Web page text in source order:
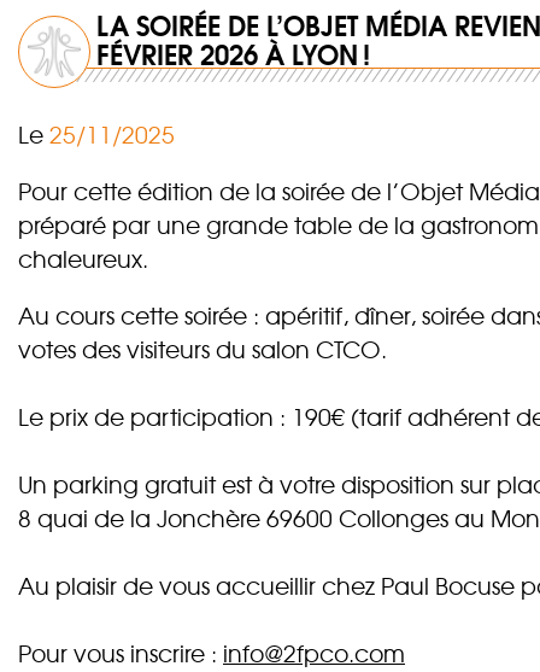
LA SOIRÉE DE L’OBJET MÉDIA
FÉVRIER 2026 À LYON !
Le25/11/2025
Pour cette édition de la soirée de l’Objet
préparé par une grande table de la
chaleureux.
Au cours cette soirée : apéritif, dîner, soirée
votes des visiteurs du salon CTCO.
Le prix de participation : 190€ (tarif adhérent
Un parking gratuit est à votre disposition sur
8 quai de la Jonchère 69600 Collonges au
Au plaisir de vous accueillir chez Paul Bocuse
Pour vous inscrire : info@2fpco.com